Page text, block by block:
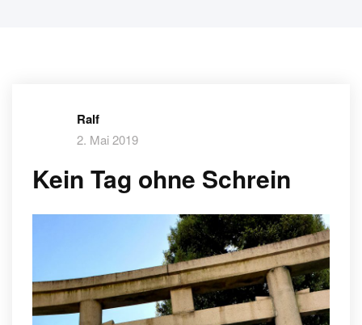
Ralf
2. Mai 2019
Kein Tag ohne Schrein